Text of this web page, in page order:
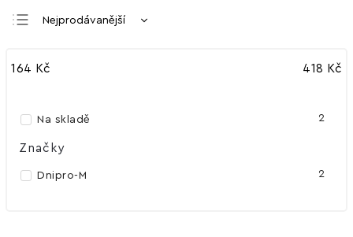
Nejprodávanější
Nejdražší
164 Kč 418 Kč
Na skladě 2
Značky
Dnipro-M 2